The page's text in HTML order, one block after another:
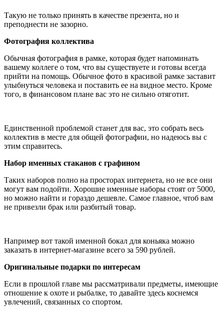
Такую не только принять в качестве презента, но и
преподнести не зазорно.
Фотография коллектива
Обычная фотография в рамке, которая будет напоминать
вашему коллеге о том, что вы существуете и готовы всегда
прийти на помощь. Обычное фото в красивой рамке заставит
улыбнуться человека и поставить ее на видное место. Кроме
того, в финансовом плане вас это не сильно отяготит.
Единственной проблемой станет для вас, это собрать весь
коллектив в месте для общей фотографии, но надеюсь вы с
этим справитесь.
Набор именных стаканов с графином
Таких наборов полно на просторах интернета, но не все они
могут вам подойти. Хорошие именные наборы стоят от 5000,
но можно найти и гораздо дешевле. Самое главное, чтоб вам
не привезли брак или разбитый товар.
Например вот такой именной бокал для коньяка можно
заказать в интернет-магазине всего за 590 рублей.
Оригинальные подарки по интересам
Если в прошлой главе мы рассматривали предметы, имеющие
отношение к охоте и рыбалке, то давайте здесь коснемся
увлечений, связанных со спортом.